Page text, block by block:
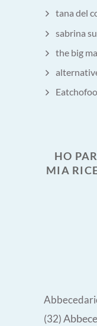
tana del
sabrina
the big
HO
MIA
(32)